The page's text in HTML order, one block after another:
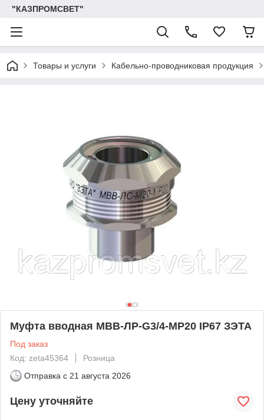
"КАЗПРОМСВЕТ"
Товары и услуги Кабельно-проводниковая продукция
Муфта вводная МВВ-ЛР-G3/4-МР20 IP67 ЗЭТА
Под заказ
Код: zeta45364
Розница
Отправка с 21 августа 2026
Цену уточняйте